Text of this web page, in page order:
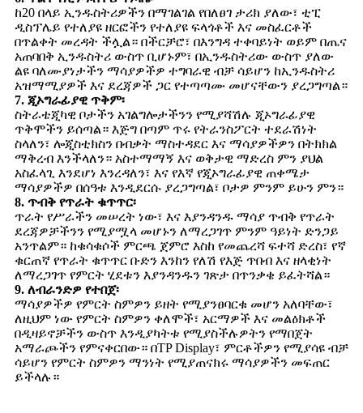
ከ20 በላይ ኢንዱስትሪዎችን በማገልገል የበለፀገ ታሪክ ያለው፣ ቲፒ
ዲስፕሌይ የተለያዩ ዘርፎችን የተለያዩ ፍላጎቶች እና መስፈርቶች
በጥልቀት መረዳት ችሏል። በችርቻሮ፣ በእንግዳ ተቀባይነት ወይም በጤና
አጠባበቅ ኢንዱስትሪ ውስጥ ቢሆኑም፣ በኢንዱስትሪው ውስጥ ያለው
ልዩ ባለሙያነታችን ማሳያዎችዎ ተግባራዊ ብቻ ሳይሆን ከኢንዱስትሪ
አዝማሚያዎች እና ደረጃዎች ጋር የተጣጣሙ መሆናቸውን ያረጋግጣል።
7. ጂኦግራፊያዊ ጥቅም፡
ስትራቴጂካዊ ቦታችን አገልግሎታችንን የሚያሻሽሉ ጂኦግራፊያዊ
ጥቅሞችን ይሰጣል። እጅግ በጣም ጥሩ የትራንስፖርት ተደራሽነት
ስላለን፣ ሎጂስቲክስን በብቃት ማስተዳደር እና ማሳያዎችዎን በትክክል
ማቅረብ እንችላለን። አስተማማኝ እና ወቅታዊ ማድረስ ምን ያህል
አስፈላጊ እንደሆነ እንረዳለን፣ እና የእኛ የጂኦግራፊያዊ ጠቀሜታ
ማሳያዎችዎ በሰዓቱ እንዲደርሱ ያረጋግጣል፣ ቦታዎ ምንም ይሁን ምን።
8. ጥብቅ የጥራት ቁጥጥር፡
ጥራት የሥራችን መሠረት ነው፣ እና እያንዳንዱ ማሳያ ጥብቅ የጥራት
ደረጃዎቻችንን የሚያሟላ መሆኑን ለማረጋገጥ ምንም ዓይነት ድንጋይ
አንጥልም። ከቁሳቁሶች ምርጫ ጀምሮ እስከ የመጨረሻ ፍተሻ ድረስ፣ የኛ
ቁርጠኛ የጥራት ቁጥጥር ቡድን እንከን የለሽ የእጅ ጥበብ እና ዘላቂነት
ለማረጋገጥ የምርት ሂደቱን እያንዳንዱን ገጽታ በጥንቃቄ ይፈትሻል።
9. ለብራንድዎ የተበጀ፡
ማሳያዎችዎ የምርት ስምዎን ይዘት የሚያንፀባርቁ መሆን አለባቸው፣
ለዚህም ነው የምርት ስምዎን ቀለሞች፣ አርማዎች እና መልዕክቶች
በዲዛይኖቻችን ውስጥ እንዲያካትቱ የሚያስችሉዎትን የማበጀት
አማራጮችን የምናቀርበው። በTP Display፣ ምርቶችዎን የሚያሳዩ ብቻ
ሳይሆን የምርት ስምዎን ማንነት የሚያጠናክሩ ማሳያዎችን መፍጠር
ይችላሉ።